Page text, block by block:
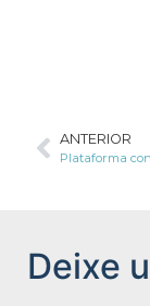
ANTERIOR
Deixe